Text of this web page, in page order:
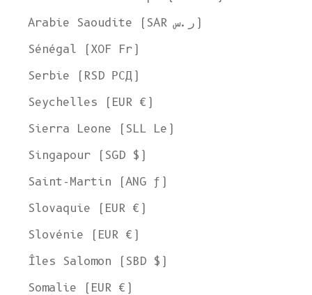
Arabie Saoudite (SAR ر.س)
Sénégal (XOF Fr)
Serbie (RSD РСД)
Seychelles (EUR €)
Sierra Leone (SLL Le)
Singapour (SGD $)
Saint-Martin (ANG ƒ)
Slovaquie (EUR €)
Slovénie (EUR €)
Îles Salomon (SBD $)
Somalie (EUR €)
United States
Language
English
Currency
United States Dollar
SHOP NOW